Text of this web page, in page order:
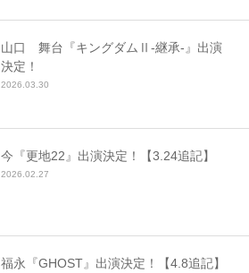
山口 舞台『キングダムⅡ-継承-』出演
決定！
2026.03.30
今『更地22』出演決定！【3.24追記】
2026.02.27
福永『GHOST』出演決定！【4.8追記】